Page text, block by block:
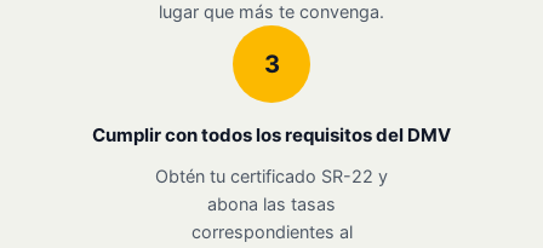
lugar que más te convenga.
3
Cumplir con todos los requisitos del DMV
Obtén tu certificado SR-22 y
abona las tasas
correspondientes al